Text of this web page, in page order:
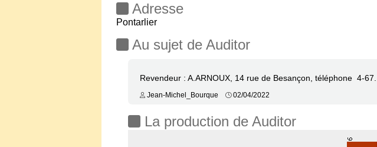
Adresse
Pontarlier
Au sujet de Auditor
Revendeur : A.ARNOUX, 14 rue de Besançon, téléphone 4-67.
Jean-Michel_Bourque 02/04/2022
La production de Auditor